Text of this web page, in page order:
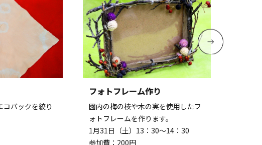
コバックを絞り
フォトフレーム作り
園内の梅の枝や木の実を使用したフ
ォトフレームを作ります。
1月31日（土）13：30～14：30
参加費：200円